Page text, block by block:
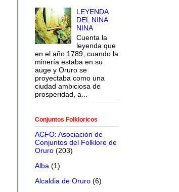
LEYENDA
DEL NINA
NINA
Cuenta la
leyenda que
en el año 1789, cuando la
minería estaba en su
auge y Oruro se
proyectaba como una
ciudad ambiciosa de
prosperidad, a...
Conjuntos Folkloricos
ACFO: Asociación de
Conjuntos del Folklore de
Oruro (203)
Alba (1)
Alcaldia de Oruro (6)